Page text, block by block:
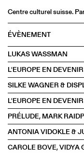
Centre culturel suisse.
Agenda
Librairie
Buvette
Archives
Médiathèque
Éditions
Informations
FR/EN
ÉVÈNEMENT
LUKAS WASSMAN
L'EUROPE EN DEVENIR
SILKE WAGNER &
L'EUROPE EN DEVENIR
ANTONIA VIDOKLE &